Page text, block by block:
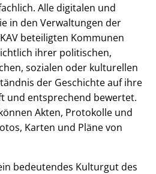
Alle digitalen und
in den Verwaltungen der
beteiligten Kommunen
ihrer politischen,
sozialen oder kulturellen
der Geschichte auf ihre
und entsprechend bewertet.
Akten, Protokolle und
Karten und Pläne von
bedeutendes Kulturgut des